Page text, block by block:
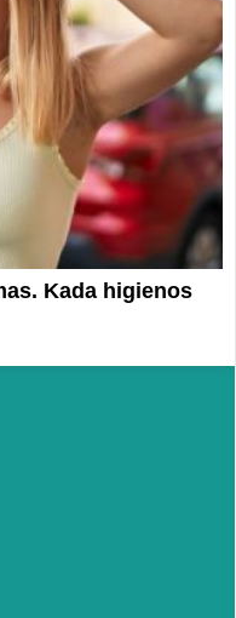
Kada higienos